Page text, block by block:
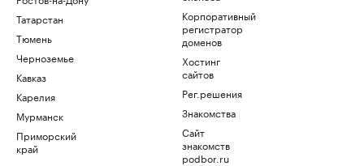
Татарстан
Тюмень
Черноземье
Кавказ
Карелия
Мурманск
Приморский
край
Корпоративный
регистратор
доменов
Хостинг
сайтов
Рег.решения
Знакомства
Сайт
знакомств
podbor.ru